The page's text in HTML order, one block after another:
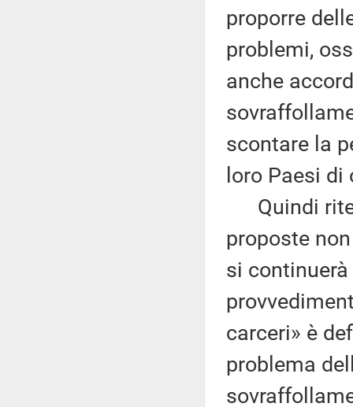
proporre
problemi,
anche
scontare la
loro Paesi di
Quindi
proposte
si
carceri» è
problema